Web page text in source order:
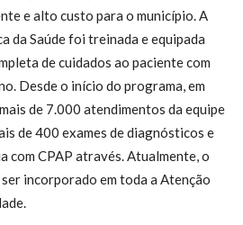
e alto custo para o município. A
da Saúde foi treinada e equipada
de cuidados ao paciente com
Desde o início do programa, em
de 7.000 atendimentos da equipe
de 400 exames de diagnósticos e
com CPAP através. Atualmente, o
incorporado em toda a Atenção